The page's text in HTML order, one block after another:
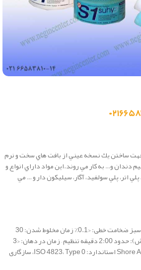
ساختن يك نسخه عيني از بافت هاي سخت و نرم
دندان و… به كار مي روند.اين مواد داراي انواع و
اتر، پلي سولفيد، آگار، سيليكون دار و … مي
رنگ (A / B): سفید / خاکستری سبز ضخامت خطی: <0.1٪ زمان مخلوط شدن: 30
حدود2:00 دقیقه تنظیم – زمان در دهان: <3
67 Shore A استاندارد: ISO 4823، Type 0، سازگاری